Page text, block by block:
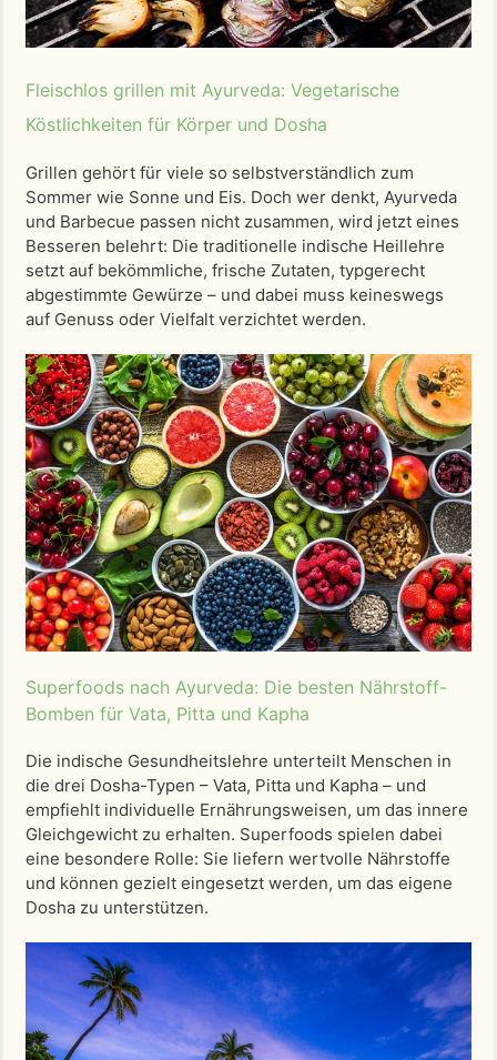
Fleischlos grillen mit Ayurveda: Vegetarische
Köstlichkeiten für Körper und Dosha
Grillen gehört für viele so selbstverständlich zum
Sommer wie Sonne und Eis. Doch wer denkt, Ayurveda
und Barbecue passen nicht zusammen, wird jetzt eines
Besseren belehrt: Die traditionelle indische Heillehre
setzt auf bekömmliche, frische Zutaten, typgerecht
abgestimmte Gewürze – und dabei muss keineswegs
auf Genuss oder Vielfalt verzichtet werden.
Superfoods nach Ayurveda: Die besten Nährstoff-
Bomben für Vata, Pitta und Kapha
Die indische Gesundheitslehre unterteilt Menschen in
die drei Dosha-Typen – Vata, Pitta und Kapha – und
empfiehlt individuelle Ernährungsweisen, um das innere
Gleichgewicht zu erhalten. Superfoods spielen dabei
eine besondere Rolle: Sie liefern wertvolle Nährstoffe
und können gezielt eingesetzt werden, um das eigene
Dosha zu unterstützen.